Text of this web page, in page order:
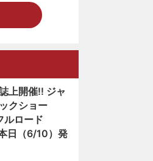
上開催!! ジャ
クショー
ロード
（6/10）発